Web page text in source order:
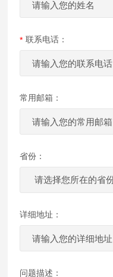
联系电话：
常用邮箱：
省份：
详细地址：
问题描述：